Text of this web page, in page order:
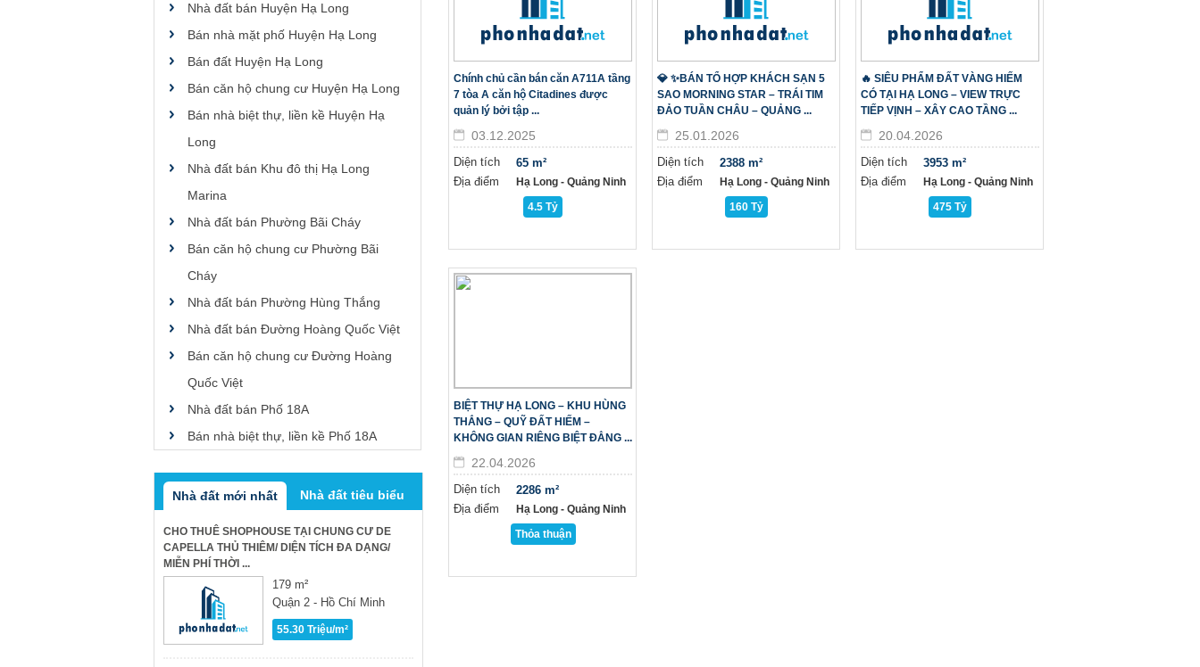
Nhà đất bán Huyện Hạ Long
Bán nhà mặt phố Huyện Hạ Long
Bán đất Huyện Hạ Long
Bán căn hộ chung cư Huyện Hạ Long
Bán nhà biệt thự, liền kề Huyện Hạ
Long
Nhà đất bán Khu đô thị Hạ Long
Marina
Nhà đất bán Phường Bãi Cháy
Bán căn hộ chung cư Phường Bãi
Cháy
Nhà đất bán Phường Hùng Thắng
Nhà đất bán Đường Hoàng Quốc Việt
Bán căn hộ chung cư Đường Hoàng
Quốc Việt
Nhà đất bán Phố 18A
Bán nhà biệt thự, liền kề Phố 18A
Nhà đất mới nhất Nhà đất tiêu biểu
CHO THUÊ SHOPHOUSE TẠI CHUNG CƯ DE
CAPELLA THỦ THIÊM/ DIỆN TÍCH ĐA DẠNG/
MIỄN PHÍ THỜI ...
179 m²
Quận 2 - Hồ Chí Minh
55.30 Triệu/m²
Chính chủ cần bán căn A711A tầng
7 tòa A căn hộ Citadines được
quản lý bởi tập ...
03.12.2025
Diện tích
Địa điểm
65 m²
Hạ Long - Quảng Ninh
4.5 Tỷ
💎 ✨BÁN TỔ HỢP KHÁCH SẠN 5
SAO MORNING STAR – TRÁI TIM
ĐẢO TUẦN CHÂU – QUẢNG ...
25.01.2026
Diện tích
Địa điểm
2388 m²
Hạ Long - Quảng Ninh
160 Tỷ
🔥 SIÊU PHẨM ĐẤT VÀNG HIẾM
CÓ TẠI HẠ LONG – VIEW TRỰC
TIẾP VỊNH – XÂY CAO TẦNG ...
20.04.2026
Diện tích
Địa điểm
3953 m²
Hạ Long - Quảng Ninh
475 Tỷ
BIỆT THỰ HẠ LONG – KHU HÙNG
THẮNG – QUỸ ĐẤT HIẾM –
KHÔNG GIAN RIÊNG BIỆT ĐẲNG ...
22.04.2026
Diện tích
Địa điểm
2286 m²
Hạ Long - Quảng Ninh
Thỏa thuận